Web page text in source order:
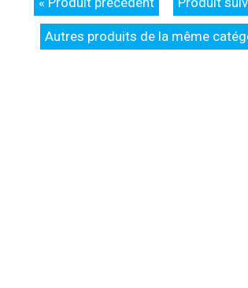
Autres produits de la même